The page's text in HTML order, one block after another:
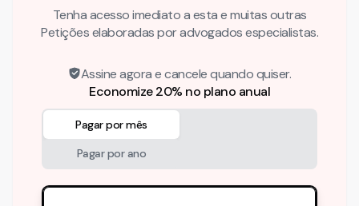
Tenha acesso imediato a esta e muitas outras
Petições elaboradas por advogados especialistas.
Assine agora e cancele quando quiser.
Economize 20% no plano anual
Pagar por mês
Pagar por ano